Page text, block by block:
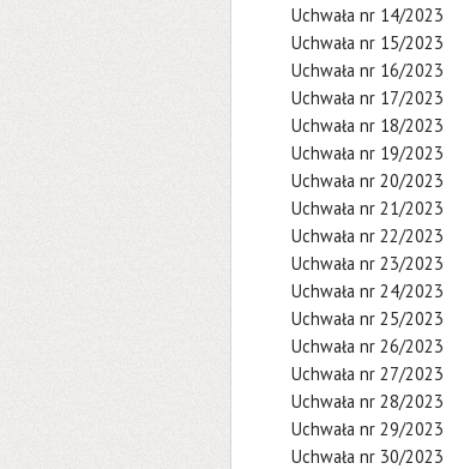
Uchwała nr 14/2023
Uchwała nr 15/2023
Uchwała nr 16/2023
Uchwała nr 17/2023
Uchwała nr 18/2023
Uchwała nr 19/2023
Uchwała nr 20/2023
Uchwała nr 21/2023
Uchwała nr 22/2023
Uchwała nr 23/2023
Uchwała nr 24/2023
Uchwała nr 25/2023
Uchwała nr 26/2023
Uchwała nr 27/2023
Uchwała nr 28/2023
Uchwała nr 29/2023
Uchwała nr 30/2023